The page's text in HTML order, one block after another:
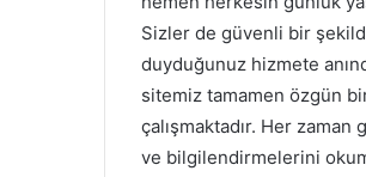
Sizler de güvenli bir
duyduğunuz hizmete
sitemiz tamamen özgün
çalışmaktadır. Her zaman
ve bilgilendirmelerini